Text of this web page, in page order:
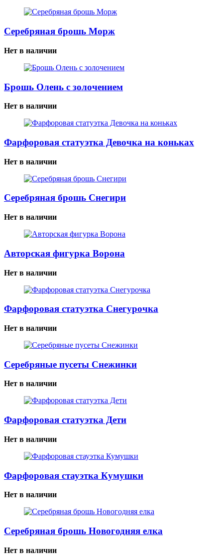
Серебряная брошь Морж
Нет в наличии
Брошь Олень с золочением
Нет в наличии
Фарфоровая статуэтка Девочка на коньках
Нет в наличии
Серебряная брошь Снегири
Нет в наличии
Авторская фигурка Ворона
Нет в наличии
Фарфоровая статуэтка Снегурочка
Нет в наличии
Серебряные пусеты Снежинки
Нет в наличии
Фарфоровая статуэтка Дети
Нет в наличии
Фарфоровая стауэтка Кумушки
Нет в наличии
Серебряная брошь Новогодняя елка
Нет в наличии